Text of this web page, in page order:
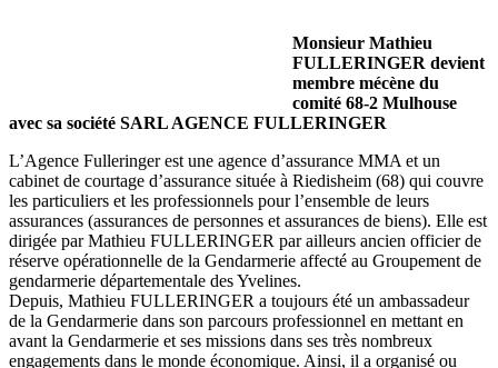
Monsieur Mathieu
FULLERINGER devient
membre mécène du
comité 68-2 Mulhouse
avec sa société SARL AGENCE FULLERINGER
L’Agence Fulleringer est une agence d’assurance MMA et un
cabinet de courtage d’assurance située à Riedisheim (68) qui couvre
les particuliers et les professionnels pour l’ensemble de leurs
assurances (assurances de personnes et assurances de biens). Elle est
dirigée par Mathieu FULLERINGER par ailleurs ancien officier de
réserve opérationnelle de la Gendarmerie affecté au Groupement de
gendarmerie départementale des Yvelines.
Depuis, Mathieu FULLERINGER a toujours été un ambassadeur
de la Gendarmerie dans son parcours professionnel en mettant en
avant la Gendarmerie et ses missions dans ses très nombreux
engagements dans le monde économique. Ainsi, il a organisé ou